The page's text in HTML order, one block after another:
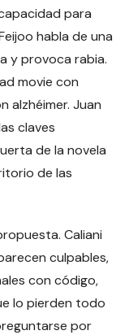
para
habla de una
y provoca rabia.
movie con
alzhéimer. Juan
claves
de la novela
de las
Caliani
culpables,
con código,
lo pierden todo
por